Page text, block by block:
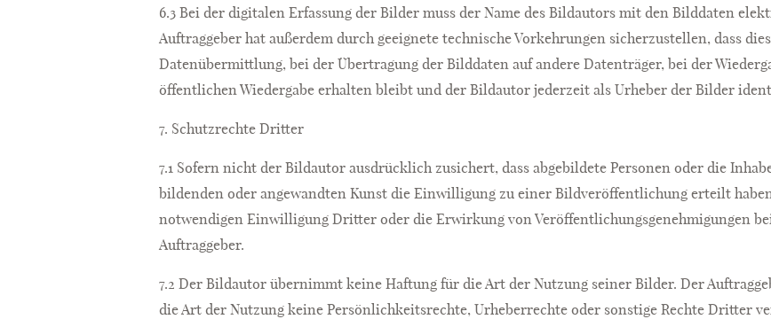
6.3 Bei der digitalen Erfassung der Bilder muss der Name des Bildautors mit den Bilddaten
Auftraggeber hat außerdem durch geeignete technische Vorkehrungen sicherzustellen, dass
Datenübermittlung, bei der Übertragung der Bilddaten auf andere Datenträger, bei der
öffentlichen Wiedergabe erhalten bleibt und der Bildautor jederzeit als Urheber der Bilder
7. Schutzrechte Dritter
7.1 Sofern nicht der Bildautor ausdrücklich zusichert, dass abgebildete Personen oder die
bildenden oder angewandten Kunst die Einwilligung zu einer Bildveröffentlichung erteilt
notwendigen Einwilligung Dritter oder die Erwirkung von Veröffentlichungsgenehmigungen
Auftraggeber.
7.2 Der Bildautor übernimmt keine Haftung für die Art der Nutzung seiner Bilder. Der
die Art der Nutzung keine Persönlichkeitsrechte, Urheberrechte oder sonstige Rechte Dritter